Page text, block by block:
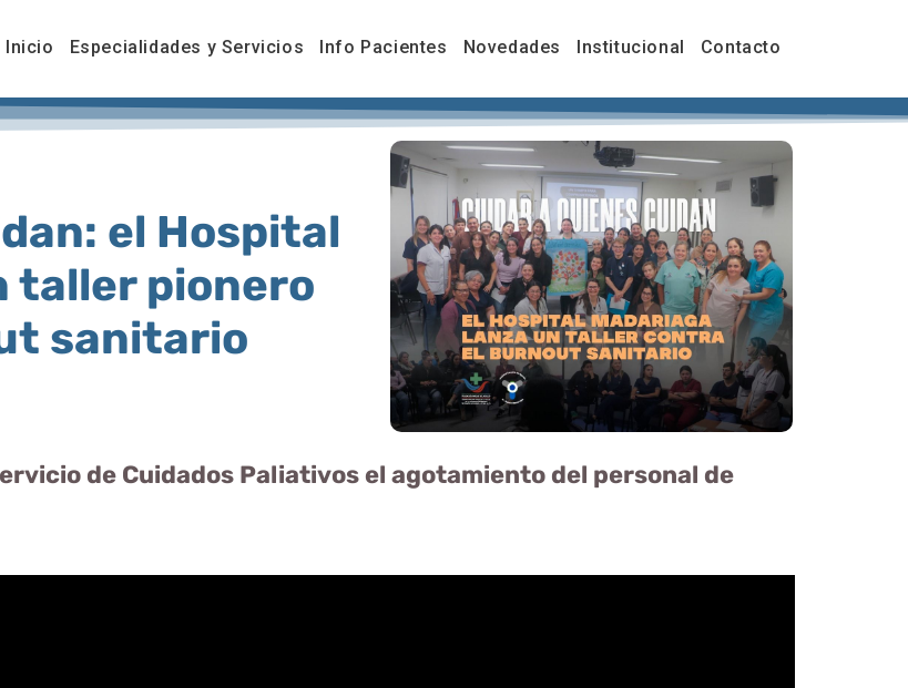
Inicio Especialidades y Servicios Info Pacientes Novedades Institucional Contacto
el Hospital
taller pionero
sanitario
de Cuidados Paliativos el agotamiento del personal de